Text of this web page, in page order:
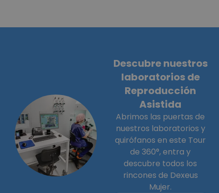
Descubre nuestros
laboratorios de
Reproducción
Asistida
Abrimos las puertas de
nuestros laboratorios y
quirófanos en este Tour
de 360°, entra y
descubre todos los
rincones de Dexeus
Mujer.